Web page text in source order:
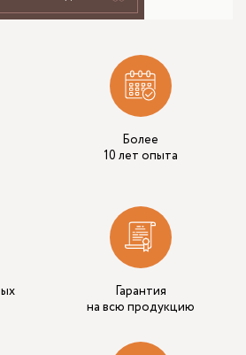
Более
10 лет опыта
Гарантия
на всю продукцию